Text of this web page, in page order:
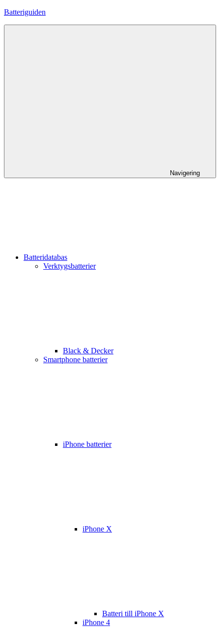
Hoppa
Batteriguiden
Navigering
Batteridatabas
Verktygsbatterier
Black & Decker
Smartphone batterier
iPhone batterier
iPhone X
Batteri till iPhone X
iPhone 4